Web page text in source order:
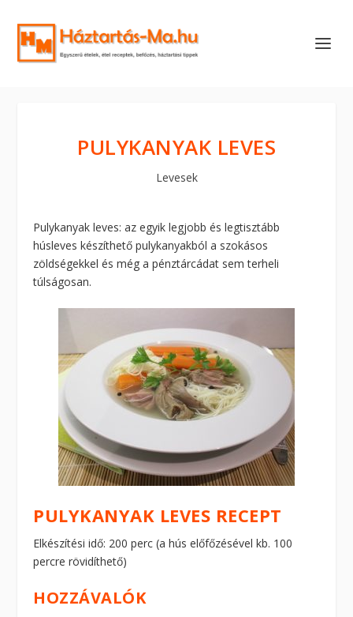
PULYKANYAK LEVES
Levesek
Pulykanyak leves: az egyik legjobb és legtisztább
húsleves készíthető pulykanyakból a szokásos
zöldségekkel és még a pénztárcádat sem terheli
túlságosan.
PULYKANYAK LEVES RECEPT
Elkészítési idő: 200 perc (a hús előfőzésével kb. 100
percre rövidíthető)
HOZZÁVALÓK